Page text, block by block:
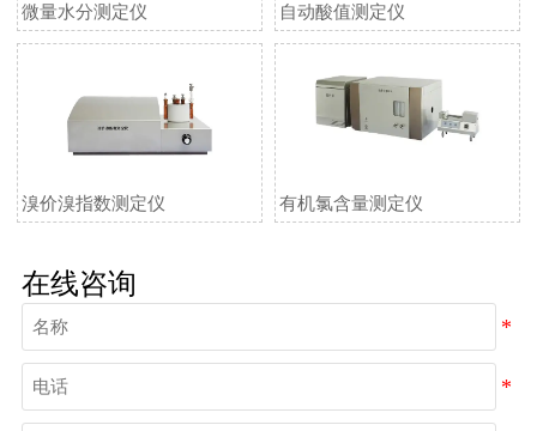
微量水分测定仪 自动酸值测定仪
溴价溴指数测定仪 有机氯含量测定仪
在线咨询